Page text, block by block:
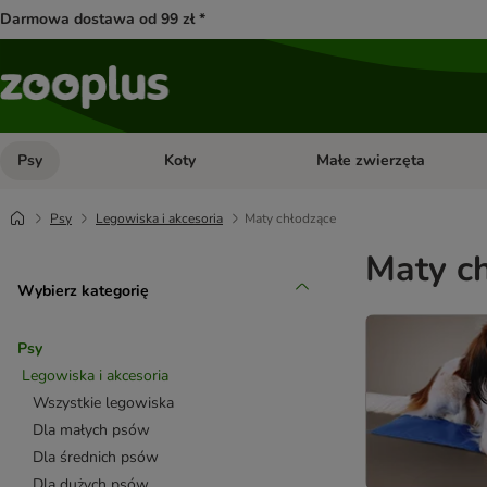
Darmowa dostawa od 99 zł *
Psy Otwórz menu kategorii: Psy
Koty Otwórz menu kategorii: Koty
Małe zwierzęta
Psy Legowiska i akcesoria Maty chłodzące
Wybierz kategorię
Psy
Legowiska i akcesoria
Wszystkie legowiska
Dla małych psów
Dla średnich psów
Maty